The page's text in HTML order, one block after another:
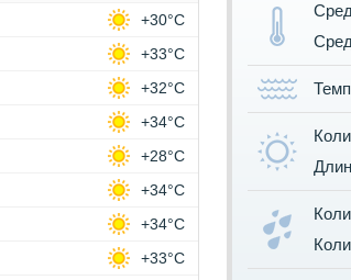
+30°C
+33°C
+32°C
+34°C
+28°C
+34°C
+34°C
+33°C